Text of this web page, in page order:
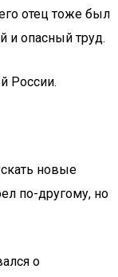
отец тоже был
и опасный труд.
России.
новые
по-другому, но
о